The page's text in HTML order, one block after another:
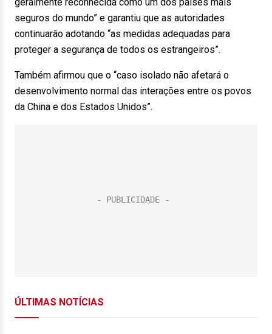
seguros do mundo” e garantiu que as autoridades
continuarão adotando “as medidas adequadas para
proteger a segurança de todos os estrangeiros”.
Também afirmou que o “caso isolado não afetará o
desenvolvimento normal das interações entre os povos
da China e dos Estados Unidos”.